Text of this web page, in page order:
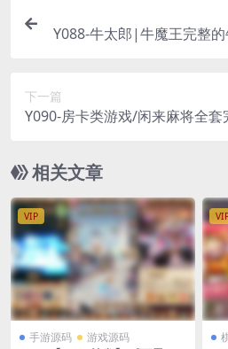
Y088-牛太郎|牛魔王完整
下一篇
Y090-房卡类游戏/闲来麻将全
相关文章
VIP
手游源码 游戏源码